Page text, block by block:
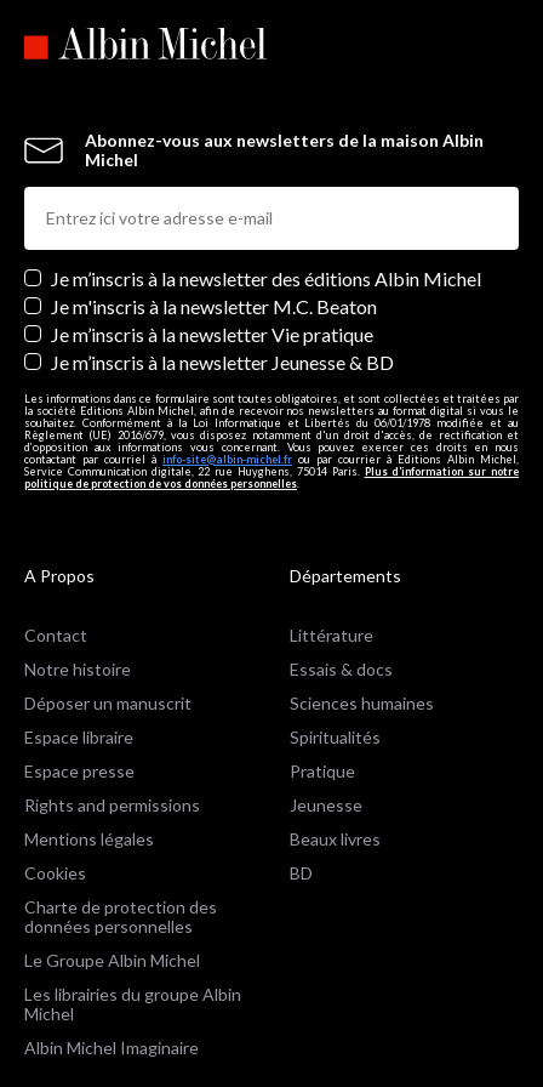
Abonnez-vous aux newsletters de la maison Albin
Michel
Newsletters
Je m’inscris à la newsletter des éditions Albin Michel
Je m'inscris à la newsletter M.C. Beaton
Je m’inscris à la newsletter Vie pratique
Je m’inscris à la newsletter Jeunesse & BD
Les informations dans ce formulaire sont toutes obligatoires, et sont collectées et traitées par
la société Editions Albin Michel, afin de recevoir nos newsletters au format digital si vous le
souhaitez. Conformément à la Loi Informatique et Libertés du 06/01/1978 modifiée et au
Règlement (UE) 2016/679, vous disposez notamment d'un droit d'accès, de rectification et
d’opposition aux informations vous concernant. Vous pouvez exercer ces droits en nous
contactant par courriel à info-site@albin-michel.fr ou par courrier à Editions Albin Michel,
Service Communication digitale, 22 rue Huyghens, 75014 Paris. Plus d’information sur notre
politique de protection de vos données personnelles
A Propos
Contact
Notre histoire
Déposer un manuscrit
Espace libraire
Espace presse
Rights and permissions
Mentions légales
Cookies
Charte de protection des
données personnelles
Le Groupe Albin Michel
Les librairies du groupe Albin
Michel
Albin Michel Imaginaire
Départements
Littérature
Essais & docs
Sciences humaines
Spiritualités
Pratique
Jeunesse
Beaux livres
BD